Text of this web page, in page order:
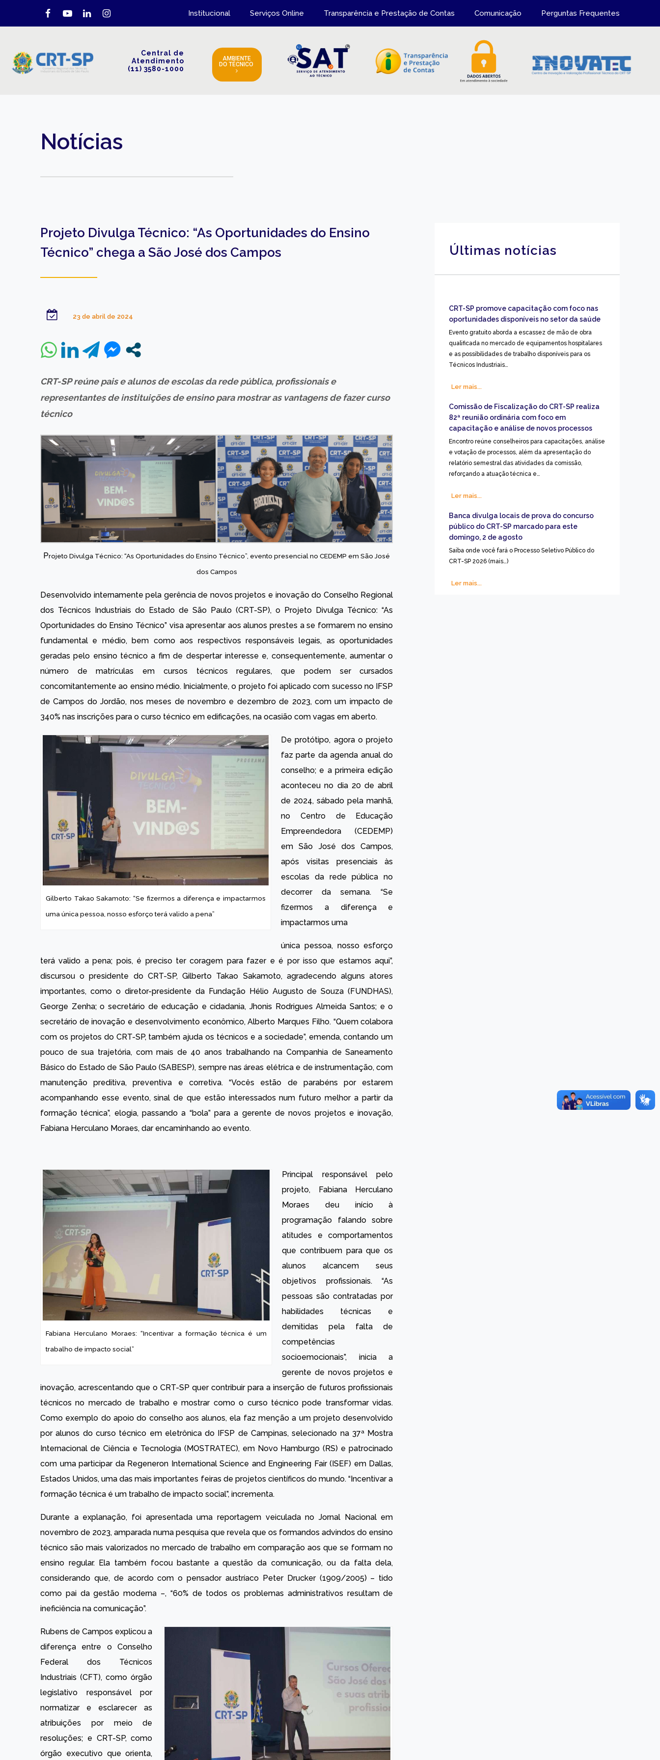
Institucional Serviços Online Transparência e Prestação de Contas Comunicação Perguntas Frequentes
Central de
Atendimento
(11) 3580-1000
AMBIENTE
DO TÉCNICO
Notícias
Projeto Divulga Técnico: “As Oportunidades do Ensino
Técnico” chega a São José dos Campos
23 de abril de 2024
CRT-SP reúne pais e alunos de escolas da rede pública, profissionais e
representantes de instituições de ensino para mostrar as vantagens de fazer curso
técnico
Projeto Divulga Técnico: “As Oportunidades do Ensino Técnico”, evento presencial no CEDEMP em São José
dos Campos
Desenvolvido internamente pela gerência de novos projetos e inovação do Conselho Regional
dos Técnicos Industriais do Estado de São Paulo (CRT-SP), o Projeto Divulga Técnico: “As
Oportunidades do Ensino Técnico” visa apresentar aos alunos prestes a se formarem no ensino
fundamental e médio, bem como aos respectivos responsáveis legais, as oportunidades
geradas pelo ensino técnico a fim de despertar interesse e, consequentemente, aumentar o
número de matrículas em cursos técnicos regulares, que podem ser cursados
concomitantemente ao ensino médio. Inicialmente, o projeto foi aplicado com sucesso no IFSP
de Campos do Jordão, nos meses de novembro e dezembro de 2023, com um impacto de
340% nas inscrições para o curso técnico em edificações, na ocasião com vagas em aberto.
Gilberto Takao Sakamoto: “Se fizermos a diferença e impactarmos
uma única pessoa, nosso esforço terá valido a pena”
De protótipo, agora o projeto
faz parte da agenda anual do
conselho; e a primeira edição
aconteceu no dia 20 de abril
de 2024, sábado pela manhã,
no Centro de Educação
Empreendedora (CEDEMP)
em São José dos Campos,
após visitas presenciais às
escolas da rede pública no
decorrer da semana. “Se
fizermos a diferença e
impactarmos uma
única pessoa, nosso esforço
terá valido a pena; pois, é preciso ter coragem para fazer e é por isso que estamos aqui”,
discursou o presidente do CRT-SP, Gilberto Takao Sakamoto, agradecendo alguns atores
importantes, como o diretor-presidente da Fundação Hélio Augusto de Souza (FUNDHAS),
George Zenha; o secretário de educação e cidadania, Jhonis Rodrigues Almeida Santos; e o
secretário de inovação e desenvolvimento econômico, Alberto Marques Filho. “Quem colabora
com os projetos do CRT-SP, também ajuda os técnicos e a sociedade”, emenda, contando um
pouco de sua trajetória, com mais de 40 anos trabalhando na Companhia de Saneamento
Básico do Estado de São Paulo (SABESP), sempre nas áreas elétrica e de instrumentação, com
manutenção preditiva, preventiva e corretiva. “Vocês estão de parabéns por estarem
acompanhando esse evento, sinal de que estão interessados num futuro melhor a partir da
formação técnica”, elogia, passando a “bola” para a gerente de novos projetos e inovação,
Fabiana Herculano Moraes, dar encaminhando ao evento.
Fabiana Herculano Moraes: “Incentivar a formação técnica é um
trabalho de impacto social”
Principal responsável pelo
projeto, Fabiana Herculano
Moraes deu início à
programação falando sobre
atitudes e comportamentos
que contribuem para que os
alunos alcancem seus
objetivos profissionais. “As
pessoas são contratadas por
habilidades técnicas e
demitidas pela falta de
competências
socioemocionais”, inicia a
gerente de novos projetos e
inovação, acrescentando que o CRT-SP quer contribuir para a inserção de futuros profissionais
técnicos no mercado de trabalho e mostrar como o curso técnico pode transformar vidas.
Como exemplo do apoio do conselho aos alunos, ela faz menção a um projeto desenvolvido
por alunos do curso técnico em eletrônica do IFSP de Campinas, selecionado na 37ª Mostra
Internacional de Ciência e Tecnologia (MOSTRATEC), em Novo Hamburgo (RS) e patrocinado
com uma participar da Regeneron International Science and Engineering Fair (ISEF) em Dallas,
Estados Unidos, uma das mais importantes feiras de projetos científicos do mundo. “Incentivar a
formação técnica é um trabalho de impacto social”, incrementa.
Durante a explanação, foi apresentada uma reportagem veiculada no Jornal Nacional em
novembro de 2023, amparada numa pesquisa que revela que os formandos advindos do ensino
técnico são mais valorizados no mercado de trabalho em comparação aos que se formam no
ensino regular. Ela também focou bastante a questão da comunicação, ou da falta dela,
considerando que, de acordo com o pensador austríaco Peter Drucker (1909/2005) – tido
como pai da gestão moderna –, “60% de todos os problemas administrativos resultam de
ineficiência na comunicação”.
Rubens de Campos explicou a
diferença entre o Conselho
Federal dos Técnicos
Industriais (CFT), como órgão
legislativo responsável por
normatizar e esclarecer as
atribuições por meio de
resoluções; e CRT-SP, como
órgão executivo que orienta,
Últimas notícias
CRT-SP promove capacitação com foco nas
oportunidades disponíveis no setor da saúde
Evento gratuito aborda a escassez de mão de obra
qualificada no mercado de equipamentos hospitalares
e as possibilidades de trabalho disponíveis para os
Técnicos Industriais…
Ler mais...
Comissão de Fiscalização do CRT-SP realiza
82ª reunião ordinária com foco em
capacitação e análise de novos processos
Encontro reúne conselheiros para capacitações, análise
e votação de processos, além da apresentação do
relatório semestral das atividades da comissão,
reforçando a atuação técnica e…
Ler mais...
Banca divulga locais de prova do concurso
público do CRT-SP marcado para este
domingo, 2 de agosto
Saiba onde você fará o Processo Seletivo Público do
CRT-SP 2026 (mais…)
Ler mais...